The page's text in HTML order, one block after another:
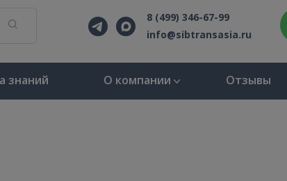
8 (499) 346-67-99
info@sibtransasia.ru
знаний О компании Отзывы